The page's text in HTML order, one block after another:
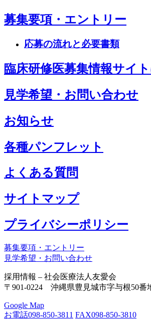
募集要項・エントリー
応募の流れと必要書類
臨床研修医募集情報サイ
見学希望・お問い合わせ
お知らせ
各種パンフレット
よくある質問
サイトマップ
プライバシーポリシー
募集要項・エントリー
見学希望・お問い合わせ
採用情報 – 社会医療法人友愛会
〒901-0224 沖縄県豊見城市字与根50番
Google Map
お電話098-850-3811 FAX098-850-3810